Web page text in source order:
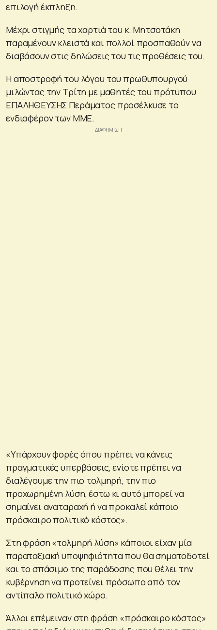
επιλογή έκπληξη.
Μέχρι στιγμής τα χαρτιά του κ. Μητσοτάκη
παραμένουν κλειστά και πολλοί προσπαθούν να
διαβάσουν στις δηλώσεις του τις προθέσεις του.
Η αποστροφή του λόγου του πρωθυπουργού
μιλώντας την Τρίτη με μαθητές του πρότυπου
ΕΠΑΛΗΘΕΥΣΗΣ Περάματος προσέλκυσε το
ενδιαφέρον των ΜΜΕ.
«Υπάρχουν φορές όπου πρέπει να κάνεις
πραγματικές υπερβάσεις, ενίοτε πρέπει να
διαλέγουμε την πιο τολμηρή, την πιο
προχωρημένη λύση, έστω κι αυτό μπορεί να
σημαίνει αναταραχή ή να προκαλεί κάποιο
πρόσκαιρο πολιτικό κόστος».
Στη φράση «τολμηρή λύση» κάποιοι είχαν μία
παραταξιακή υποψηφιότητα που θα σηματοδοτεί
και το σπάσιμο της παράδοσης που θέλει την
κυβέρνηση να προτείνει πρόσωπο από τον
αντίπαλο πολιτικό χώρο.
Άλλοι επέμειναν στη φράση «πρόσκαιρο κόστος»